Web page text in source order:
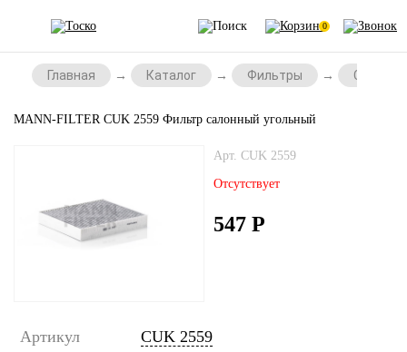
0
Главная Каталог Фильтры
MANN-FILTER CUK 2559 Фильтр салонный угольный
Арт. CUK 2559
Отсутствует
547 Р
Артикул
CUK 2559